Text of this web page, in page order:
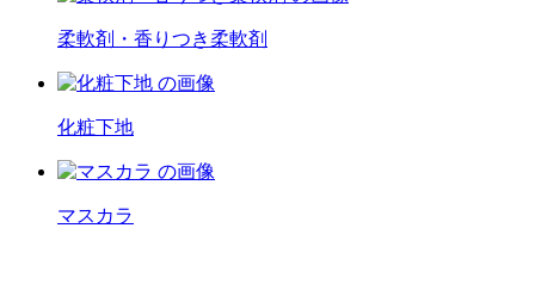
柔軟剤・香りつき柔軟剤
化粧下地
マスカラ